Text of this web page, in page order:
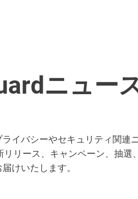
ニュー
イバシーやセキュリティ関連
リリース、キャンペーン、抽選
けいたします。